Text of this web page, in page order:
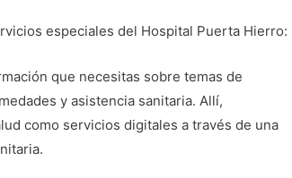
especiales del Hospital Puerta Hierro:
que necesitas sobre temas de
y asistencia sanitaria. Allí,
como servicios digitales a través de una